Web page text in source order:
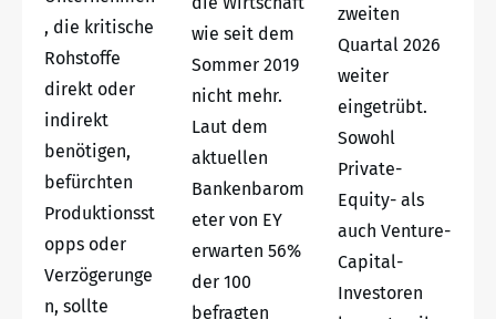
, die kritische
Rohstoffe
direkt oder
indirekt
benötigen,
befürchten
Produktionsst
opps oder
Verzögerunge
n, sollte
wie seit dem
Sommer 2019
nicht mehr.
Laut dem
aktuellen
Bankenbarom
eter von EY
erwarten 56%
der 100
befragten
zweiten
Quartal 2026
weiter
eingetrübt.
Sowohl
Private-
Equity- als
auch Venture-
Capital-
Investoren